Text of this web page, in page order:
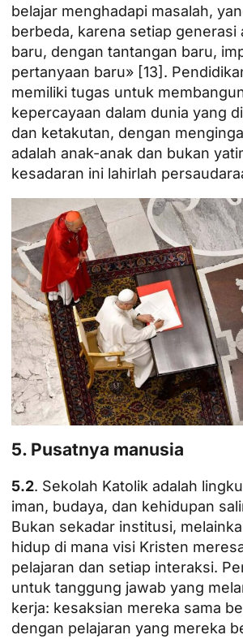
belajar menghadapi masalah,
berbeda, karena setiap generasi
baru, dengan tantangan baru,
pertanyaan baru» [13].
memiliki tugas untuk
kepercayaan dalam dunia yang
dan ketakutan, dengan
adalah anak-anak dan bukan
kesadaran ini lahirlah
5. Pusatnya manusia
5.2. Sekolah Katolik adalah
iman, budaya, dan kehidupan
Bukan sekadar institusi,
hidup di mana visi Kristen
pelajaran dan setiap interaksi.
untuk tanggung jawab yang
kerja: kesaksian mereka sama
dengan pelajaran yang mereka